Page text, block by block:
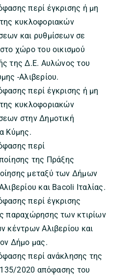
περί έγκρισης ή μη
κυκλοφοριακών
και ρυθμίσεων σε
χώρο του οικισμού
της Δ.Ε. Αυλώνος του
-Αλιβερίου.
περί έγκρισης ή μη
κυκλοφοριακών
στην Δημοτική
Κύμης.
περί
της Πράξης
μεταξύ των Δήμων
και Bacoli Ιταλίας.
περί έγκρισης
παραχώρησης των κτιρίων
κέντρων Αλιβερίου και
Δήμο μας.
περί ανάκλησης της
135/2020 απόφασης του